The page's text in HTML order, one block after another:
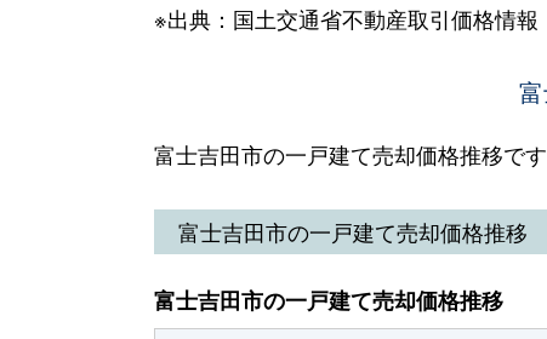
上吉田東
500万円 富士山
富士山
上吉田東
500万円 富士山
上吉田東
5,100万円 富士山
上吉田東
400万円 富士山
上吉田東
2,800万円 富士山
※出典：国土交通省不動産取引価格情報
富士吉田市の一戸建て売却価格推移です
富士吉田市の一戸建て売却価格推移
富士吉田市の一戸建て売却価格推移